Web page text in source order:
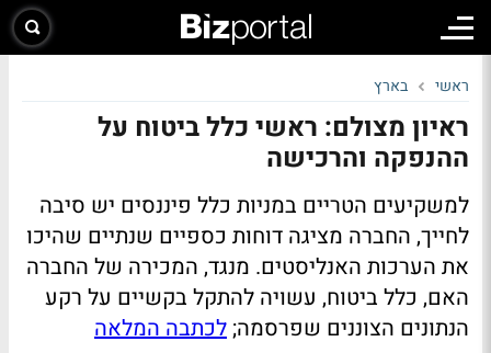
ראשי בארץ
ראיון מצולם: ראשי כלל ביטוח על
ההנפקה והרכישה
למשקיעים הטריים במניות כלל פיננסים יש סיבה
לחייך, החברה מציגה דוחות כספיים שנתיים שהיכו
את הערכות האנליסטים. מנגד, המכירה של החברה
האם, כלל ביטוח, עשויה להתקל בקשיים על רקע
הנתונים הצוננים שפרסמה;לכתבה המלאה